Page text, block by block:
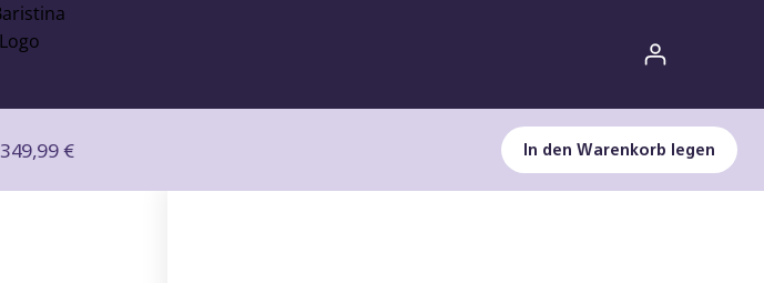
349,99 € In den Warenkorb legen